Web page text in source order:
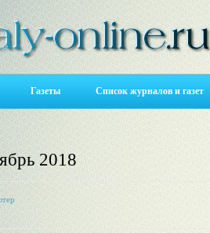
Газеты Список журналов и газет
2018